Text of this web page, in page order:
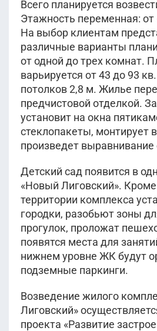
Всего планируется
Этажность переменная: от
На выбор клиентам
различные варианты
от одной до трех комнат.
варьируется от 43 до 93
потолков 2,8 м. Жилье
предчистовой отделкой.
установит на окна
стеклопакеты, монтирует
произведет выравнивание
Детский сад появится в
«Новый Лиговский». Кроме
территории комплекса
городки, разобьют зоны
прогулок, проложат
появятся места для
нижнем уровне ЖК будут
подземные паркинги.
Возведение жилого
Лиговский»
проекта «Развитие